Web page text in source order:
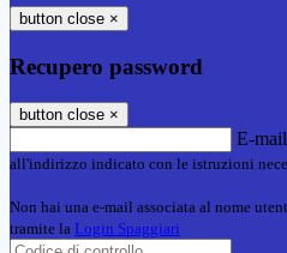
button close ×
Recupero password
button close ×
E-mail
all'indirizzo indicato con le istruzioni
Non hai una e-mail associata al nome
tramite la Login Spaggiari